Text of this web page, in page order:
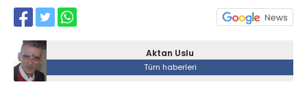
Aktan Uslu
Tüm haberleri